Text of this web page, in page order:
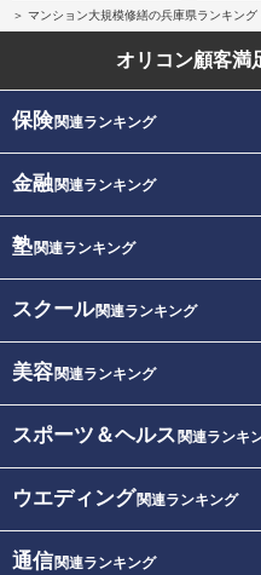
マンション大規模修繕の兵庫県ランキング
オリコン顧客満
保険関連ランキング
金融関連ランキング
塾関連ランキング
スクール関連ランキング
美容関連ランキング
スポーツ＆ヘルス 関連ランキ
ウエディング関連ランキング
通信関連ランキング